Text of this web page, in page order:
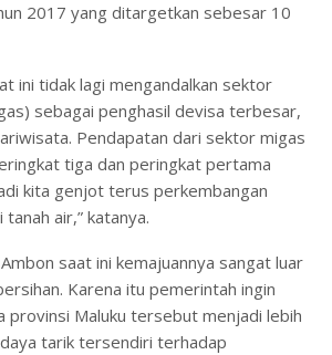
2017 yang ditargetkan sebesar 10
ini tidak lagi mengandalkan sektor
sebagai penghasil devisa terbesar,
Pendapatan dari sektor migas
tiga dan peringkat pertama
kita genjot terus perkembangan
air,” katanya.
saat ini kemajuannya sangat luar
Karena itu pemerintah ingin
provinsi Maluku tersebut menjadi lebih
tarik tersendiri terhadap